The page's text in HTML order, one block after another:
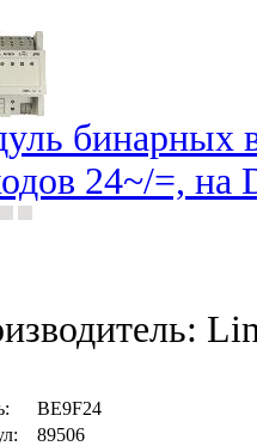
бинарных
24~/=, на
BE9F24
89506